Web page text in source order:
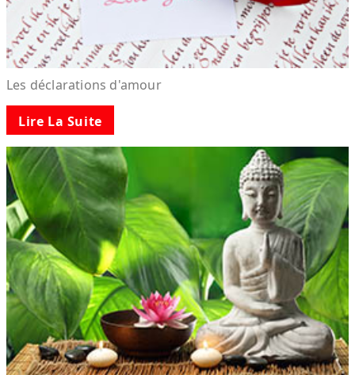
Les déclarations d'amour
Lire La Suite